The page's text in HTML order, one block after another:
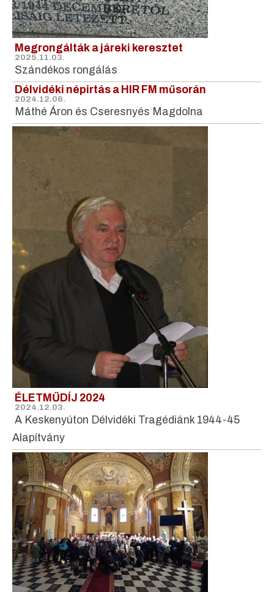
Megrongálták a járeki keresztet
2025.11.03.
Szándékos rongálás
Délvidéki népirtás a HIR FM műsorán
2024.12.06.
Máthé Áron és Cseresnyés Magdolna
ÉLETMŰDÍJ 2024
2024.12.03.
A Keskenyúton Délvidéki Tragédiánk 1944-45
Alapítvány